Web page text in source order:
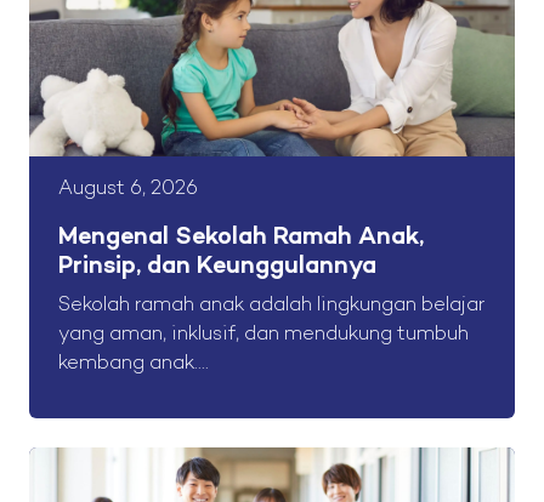
August 6, 2026
Mengenal Sekolah Ramah Anak,
Prinsip, dan Keunggulannya
Sekolah ramah anak adalah lingkungan belajar
yang aman, inklusif, dan mendukung tumbuh
kembang anak....